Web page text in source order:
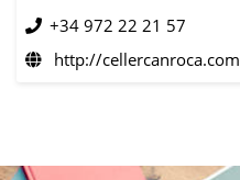
+34 972 22 21 57
http://cellercanroca.com